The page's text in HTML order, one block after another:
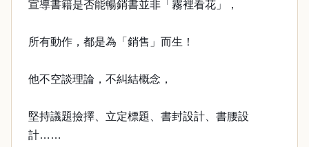
宣導書籍是否能暢銷書並非「霧裡看花」，
所有動作，都是為「銷售」而生！
他不空談理論，不糾結概念，
堅持議題撿擇、立定標題、書封設計、書腰設
計……